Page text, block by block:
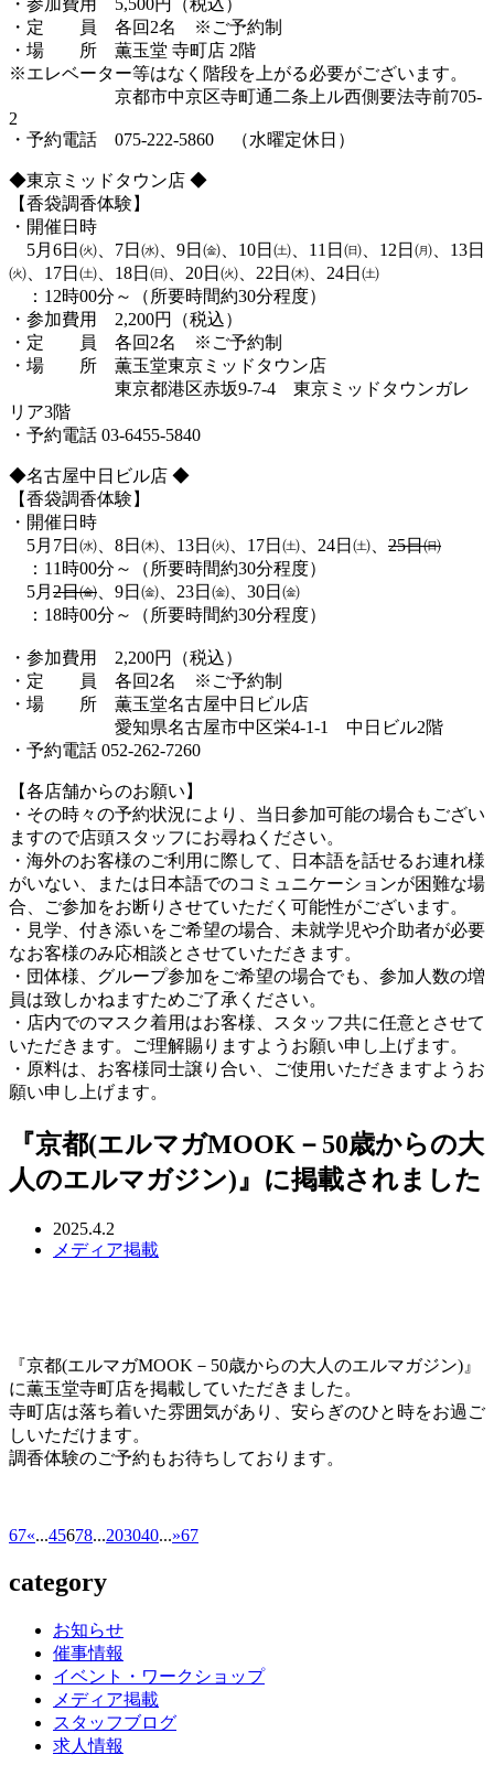
・参加費用 5,500円（税込）
・定 員 各回2名 ※ご予約制
・場 所 薫玉堂 寺町店 2階
※エレベーター等はなく階段を上がる必要がございます。
京都市中京区寺町通二条上ル西側要法寺前705-
2
・予約電話 075-222-5860 （水曜定休日）
◆東京ミッドタウン店 ◆
【香袋調香体験】
・開催日時
5月6日㈫、7日㈬、9日㈮、10日㈯、11日㈰、12日㈪、13日
㈫、17日㈯、18日㈰、20日㈫、22日㈭、24日㈯
：12時00分～（所要時間約30分程度）
・参加費用 2,200円（税込）
・定 員 各回2名 ※ご予約制
・場 所 薫玉堂東京ミッドタウン店
東京都港区赤坂9-7-4 東京ミッドタウンガレ
リア3階
・予約電話 03-6455-5840
◆名古屋中日ビル店 ◆
【香袋調香体験】
・開催日時
5月7日㈬、8日㈭、13日㈫、17日㈯、24日㈯、 25日㈰
：11時00分～（所要時間約30分程度）
5月 2日㈮ 、9日㈮、23日㈮、30日㈮
：18時00分～（所要時間約30分程度）
・参加費用 2,200円（税込）
・定 員 各回2名 ※ご予約制
・場 所 薫玉堂名古屋中日ビル店
愛知県名古屋市中区栄4-1-1 中日ビル2階
・予約電話 052-262-7260
【各店舗からのお願い】
・その時々の予約状況により、当日参加可能の場合もござい
ますので店頭スタッフにお尋ねください。
・海外のお客様のご利用に際して、日本語を話せるお連れ様
がいない、または日本語でのコミュニケーションが困難な場
合、ご参加をお断りさせていただく可能性がございます。
・見学、付き添いをご希望の場合、未就学児や介助者が必要
なお客様のみ応相談とさせていただきます。
・団体様、グループ参加をご希望の場合でも、参加人数の増
員は致しかねますためご了承ください。
・店内でのマスク着用はお客様、スタッフ共に任意とさせて
いただきます。ご理解賜りますようお願い申し上げます。
・原料は、お客様同士譲り合い、ご使用いただきますようお
願い申し上げます。
『京都(エルマガMOOK－50歳からの大
人のエルマガジン)』に掲載されました
2025.4.2
メディア掲載
『京都(エルマガMOOK－50歳からの大人のエルマガジン)』
に薫玉堂寺町店を掲載していただきました。
寺町店は落ち着いた雰囲気があり、安らぎのひと時をお過ご
しいただけます。
調香体験のご予約もお待ちしております。
67«...45678...203040...»67
category
お知らせ
催事情報
イベント・ワークショップ
メディア掲載
スタッフブログ
求人情報